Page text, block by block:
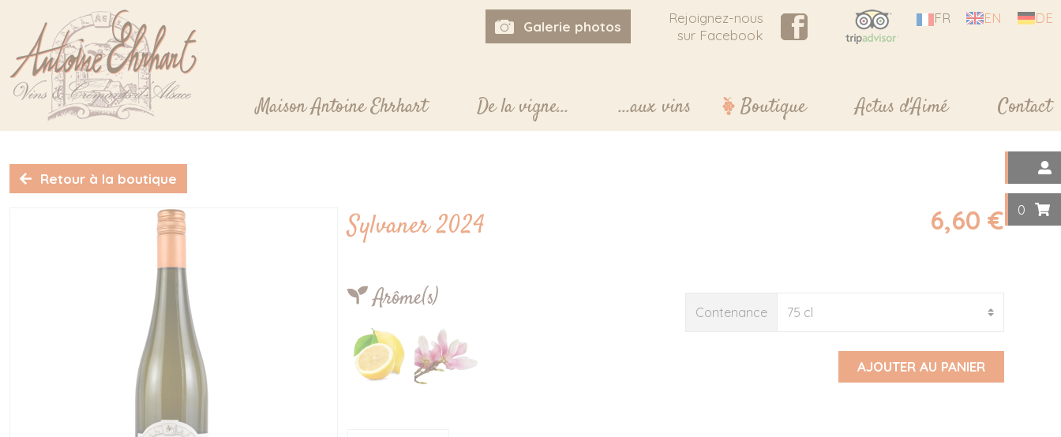
FR EN DE
Galerie photos
Rejoignez-nous
sur Facebook
Maison Antoine Ehrhart De la vigne... ...aux vins Boutique Actus d'Aimé Contact
0
Retour à la boutique
Sylvaner 2024 6,60 €
Arôme(s) Contenance
AJOUTER AU PANIER
Panneau de gestion des cookies